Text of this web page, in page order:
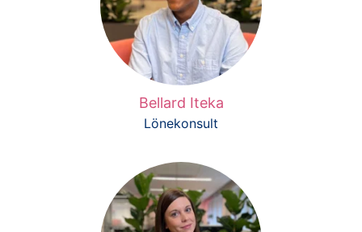
Bellard Iteka
Lönekonsult